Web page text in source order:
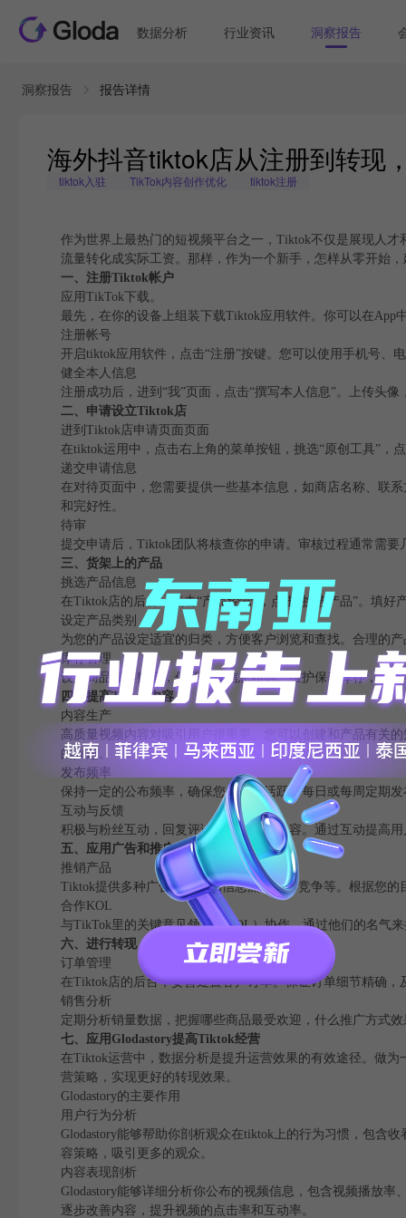
数据分析 行业资讯 洞察报告
洞察报告 报告详情
海外抖音tiktok店从注册到转现
tiktok入驻 TikTok内容创作优化 tiktok注册
作为世界上最热门的短视频平台之一，Tiktok不仅是展现人
流量转化成实际工资。那样，作为一个新手，怎样从零开始
一、注册Tiktok帐户
应用TikTok下载。
最先，在你的设备上组装下载Tiktok应用软件。你可以在App
注册帐号
开启tiktok应用软件，点击“注册”按键。您可以使用手机号、
健全本人信息
注册成功后，进到“我”页面，点击“撰写本人信息”。上传头
二、申请设立Tiktok店
进到Tiktok店申请页面页面
在tiktok运用中，点击右上角的菜单按钮，挑选“原创工具”，
递交申请信息
在对待页面中，您需要提供一些基本信息，如商店名称、联
和完好性。
待审
提交申请后，Tiktok团队将核查你的申请。审核过程通常需
三、货架上的产品
挑选产品信息
在Tiktok店的后台，点击“产品经营”，点击“挑选产品”。填
设定产品类别
为您的产品设定适宜的归类，方便客户浏览和查找。合理的
库存管理
设定商品库存数量，保证库存信息精确。维护保养库存，马
四、提高Tiktok内容
内容生产
高质量视频内容对吸引用户很重要。您可以创建和产品有关
的兴趣。
发布频率
保持一定的公布频率，确保您的帐户活跃。每日或每周定期
互动与反馈
积极与粉丝互动，回复评论，夸奖顾客内容。通过互动提高
五、应用广告和推广
推销产品
Tiktok提供多种广告方式，如信息流、品牌竞争等。根据您
合作KOL
与TikTok里的关键意见领袖（KOL）协作，通过他们的名气
六、进行转现
订单管理
在Tiktok店的后台，妥善处置客户订单。保证订单细节精确
销售分析
定期分析销量数据，把握哪些商品最受欢迎，什么推广方式
七、应用Glodastory提高Tiktok经营
在Tiktok运营中，数据分析是提升运营效果的有效途径。做
营策略，实现更好的转现效果。
Glodastory的主要作用
用户行为分析
Glodastory能够帮助你剖析观众在tiktok上的行为习惯，包含
容策略，吸引更多的观众。
内容表现剖析
Glodastory能够详细分析你公布的视频信息，包含视频播放
逐步改善内容，提升视频的点击率和互动率。